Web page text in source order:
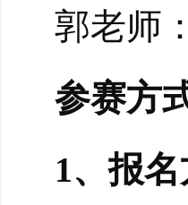
郭老师
参赛方
1、报名